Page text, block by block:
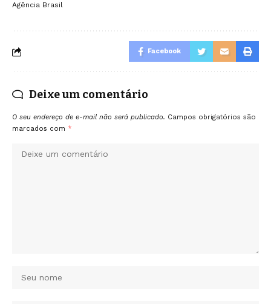
Agência Brasil
Facebook
Deixe um comentário
O seu endereço de e-mail não será publicado. Campos obrigatórios são
marcados com *